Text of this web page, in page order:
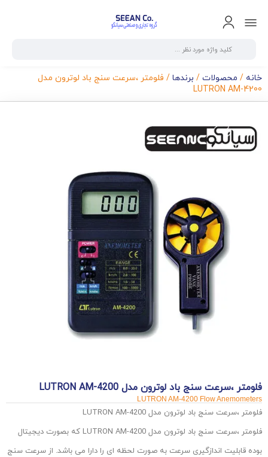
خانه / محصولات / برندها / فلومتر ،سرعت سنج باد لوترون مدل
LUTRON AM-4200
فلومتر ،سرعت سنج باد لوترون مدل LUTRON AM-4200
LUTRON AM-4200 Flow Anemometers
فلومتر ،سرعت سنج باد لوترون مدل LUTRON AM-4200
فلومتر ،سرعت سنج باد لوترون مدل LUTRON AM-4200 که بصورت دیجیتال
بوده قابلیت اندازگیری سرعت به صورت لحظه ای را دارا می باشد. از سرعت سنج